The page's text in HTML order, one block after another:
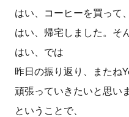
はい、コーヒーを買って、
はい、帰宅しました。そ
はい、では
昨日の振り返り、またね
頑張っていきたいと思い
ということで、